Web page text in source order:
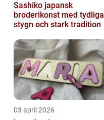
Sashiko japansk
broderikonst med tydliga
stygn och stark tradition
03 april 2026